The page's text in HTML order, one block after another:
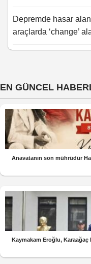
Depremde hasar alan
araçlarda ‘change’
EN GÜNCEL
Anavatanın son mührüdür
Kaymakam Eroğlu, Karaağaç